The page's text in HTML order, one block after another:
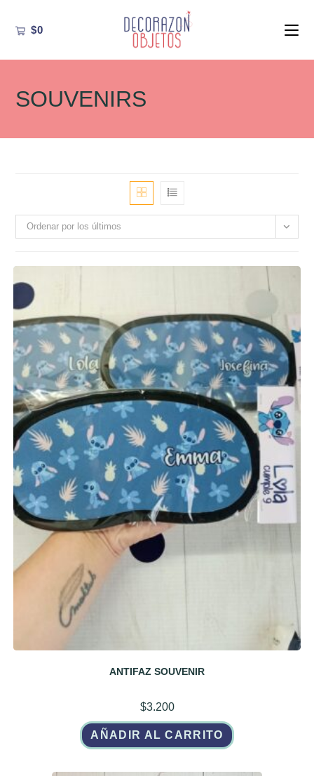
$0
SOUVENIRS
Ordenar por los últimos
ANTIFAZ SOUVENIR
$3.200
AÑADIR AL CARRITO